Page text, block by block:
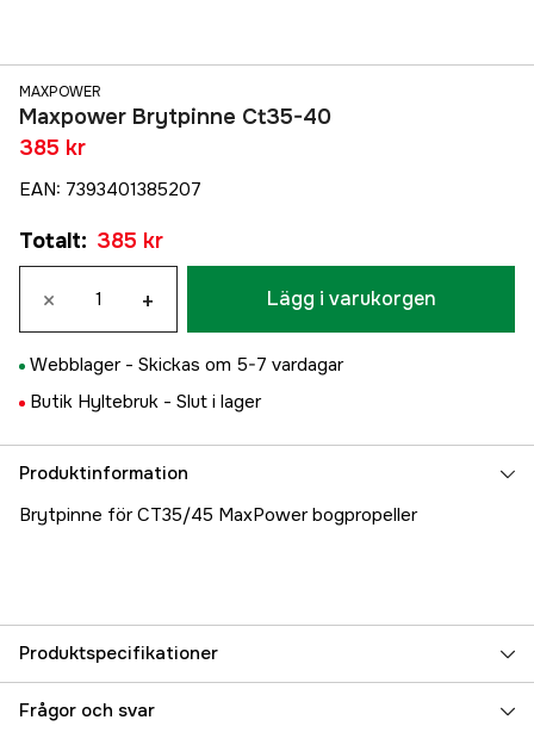
MAXPOWER
Maxpower Brytpinne Ct35-40
385 kr
EAN: 7393401385207
Totalt: 385 kr
× + Lägg i varukorgen
Webblager - Skickas om 5-7 vardagar
Butik Hyltebruk - Slut i lager
Produktinformation
Brytpinne för CT35/45 MaxPower bogpropeller
Produktspecifikationer
Referensnummer 5000021279
Frågor och svar